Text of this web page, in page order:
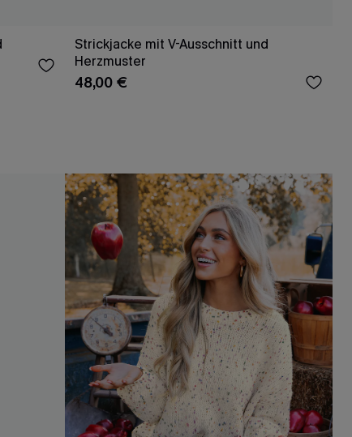
Strickjacke mit V-Ausschnitt und
Herzmuster
48,00 €